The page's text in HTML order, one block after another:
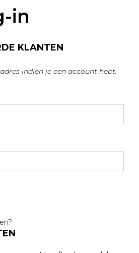
in
KLANTEN
indien je een account hebt.